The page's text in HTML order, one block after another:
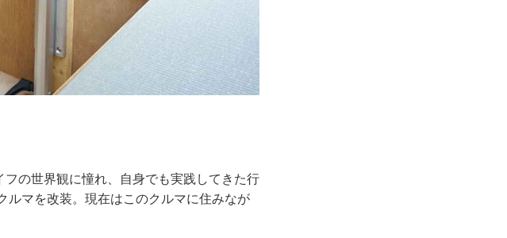
の世界観に憧れ、自身でも実践してきた行
ルマを改装。現在はこのクルマに住みなが